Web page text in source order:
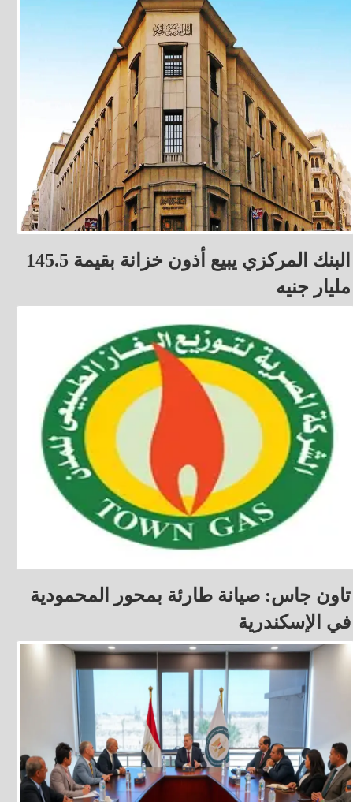
البنك المركزي يبيع أذون خزانة بقيمة 145.5
مليار جنيه
تاون جاس: صيانة طارئة بمحور المحمودية
في الإسكندرية